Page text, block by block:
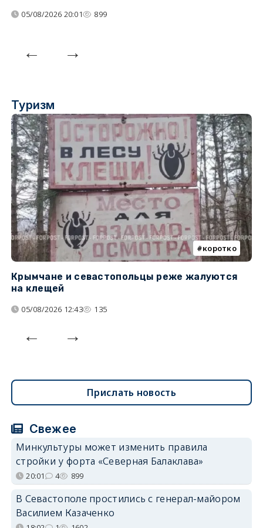
05/08/2026 20:01 899
Туризм
коротко
Крымчане и севастопольцы реже жалуются
на клещей
05/08/2026 12:43 135
Прислать новость
Свежее
Минкультуры может изменить правила
стройки у форта «Северная Балаклава»
20:01 4 899
В Севастополе простились с генерал-майором
Василием Казаченко